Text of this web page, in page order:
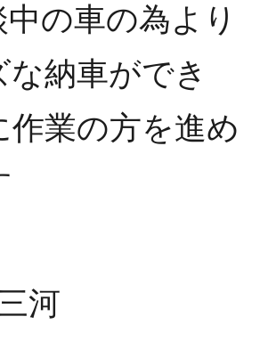
の車の為より
な納車ができ
作業の方を進め
河